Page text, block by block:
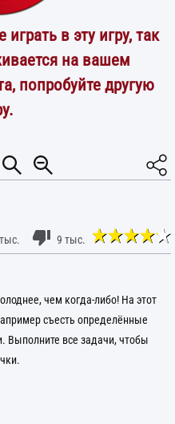
в эту игру, так
на вашем
попробуйте другую
9 тыс.
чем когда-либо! На этот
съесть определённые
Выполните все задачи, чтобы